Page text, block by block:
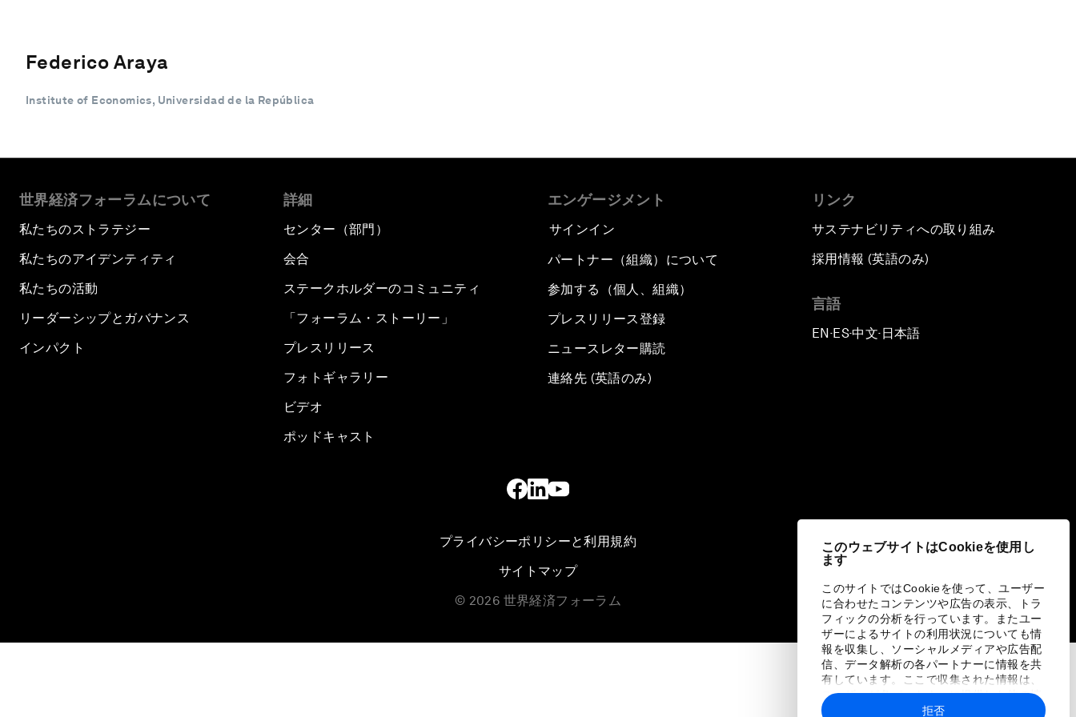
このウェブサイトはCookieを使用し
ます
このサイトではCookieを使って、ユーザー
に合わせたコンテンツや広告の表示、トラ
フィックの分析を行っています。またユー
ザーによるサイトの利用状況についても情
報を収集し、ソーシャルメディアや広告配
信、データ解析の各パートナーに情報を共
有しています。ここで収集された情報は、
ユーザーが各パートナーに提供した他の情
報や各パートナーのサービスを使用した際
拒否
Federico Araya
Institute of Economics, Universidad de la República
世界経済フォーラムについて
私たちのストラテジー
私たちのアイデンティティ
私たちの活動
リーダーシップとガバナンス
インパクト
詳細
センター（部門）
会合
ステークホルダーのコミュニティ
「フォーラム・ストーリー」
プレスリリース
フォトギャラリー
ビデオ
ポッドキャスト
エンゲージメント
サインイン
パートナー（組織）について
参加する（個人、組織）
プレスリリース登録
ニュースレター購読
連絡先 (英語のみ)
リンク
サステナビリティへの取り組み
採用情報 (英語のみ)
言語
EN ▪ES▪中文▪ 日本語
プライバシーポリシーと利用規約
サイトマップ
© 2026 世界経済フォーラム